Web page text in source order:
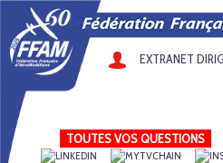
EXTRANET
TOUTES VOS QUESTIONS